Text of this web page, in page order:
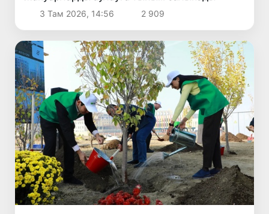
3 Там 2026, 14:56 2 909